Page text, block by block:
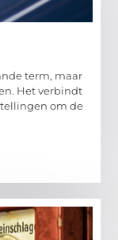
term, maar
Het verbindt
om de